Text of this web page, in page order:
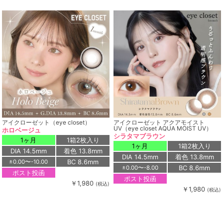
アイクローゼット（eye closet）
ホロベージュ
1ヶ月
1箱2枚入り
DIA 14.5mm
着色 13.8mm
±0.00〜-10.00
BC 8.6mm
ポスト投函
￥1,980 (税込)
アイクローゼット アクアモイスト
UV（eye closet AQUA MOIST UV）
シラタマブラウン
1ヶ月
1箱2枚入り
DIA 14.5mm
着色 13.8mm
±0.00〜-8.00
BC 8.6mm
ポスト投函
￥1,980 (税込)